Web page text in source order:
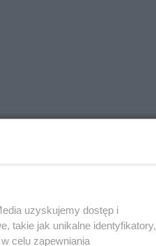
uzyskujemy dostęp i
takie jak unikalne identyfikatory,
celu zapewniania